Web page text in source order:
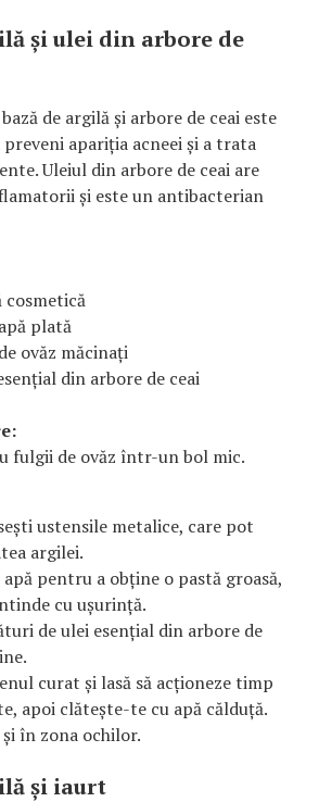
și ulei din arbore de
de argilă și arbore de ceai este
apariția acneei și a trata
Uleiul din arbore de ceai are
și este un antibacterian
cosmetică
plată
ovăz măcinați
din arbore de ceai
fulgii de ovăz într-un bol mic.
ustensile metalice, care pot
argilei.
pentru a obține o pastă groasă,
cu ușurință.
de ulei esențial din arbore de
curat și lasă să acționeze timp
apoi clătește-te cu apă călduță.
în zona ochilor.
și iaurt